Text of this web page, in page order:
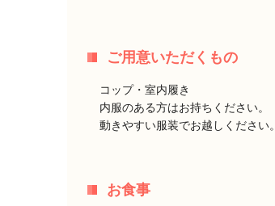
ご用意いただくもの
コップ・室内履き
内服のある方はお持ちください。
動きやすい服装でお越しください。
お食事